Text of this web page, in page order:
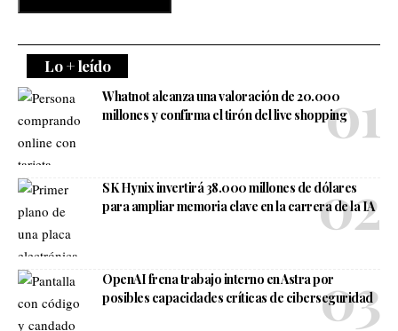
Lo + leído
Whatnot alcanza una valoración de 20.000
millones y confirma el tirón del live shopping
SK Hynix invertirá 38.000 millones de dólares
para ampliar memoria clave en la carrera de la IA
OpenAI frena trabajo interno en Astra por
posibles capacidades críticas de ciberseguridad